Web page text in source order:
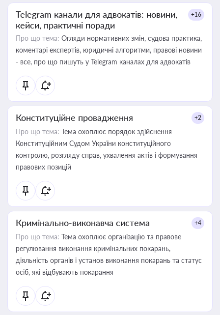
Telegram канали для адвокатів: новини,
кейси, практичні поради
+16
Про що тема: Огляди нормативних змін, судова практика,
коментарі експертів, юридичні алгоритми, правові новини
- все, про що пишуть у Telegram каналах для адвокатів
Конституційне провадження +2
Про що тема: Тема охоплює порядок здійснення
Конституційним Судом України конституційного
контролю, розгляду справ, ухвалення актів і формування
правових позицій
Кримінально-виконавча система +4
Про що тема: Тема охоплює організацію та правове
регулювання виконання кримінальних покарань,
діяльність органів і установ виконання покарань та статус
осіб, які відбувають покарання